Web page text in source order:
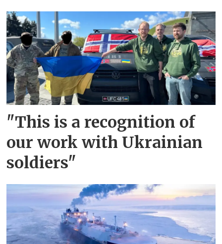
"This is a recognition of
our work with Ukrainian
soldiers"